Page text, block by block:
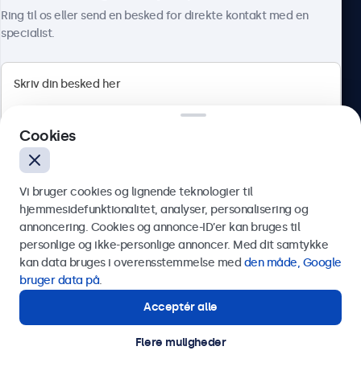
Herstedøstervej 27-29, unit A, 2620 Albertslund, Danmark
Dansk
© 2026 Beetronics
Ring til os eller send en besked for direkte kontakt med en
specialist.
Send
Eller ring til os på
Kontakt vores specialister.
Cookies
Vi bruger cookies og lignende teknologier til
hjemmesidefunktionalitet, analyser, personalisering og
annoncering. Cookies og annonce-ID’er kan bruges til
personlige og ikke-personlige annoncer. Med dit samtykke
kan data bruges i overensstemmelse med den måde, Google
bruger data på.
Acceptér alle
Flere muligheder